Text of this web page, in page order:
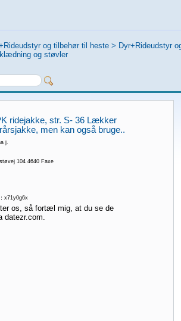
og tilbehør til heste > Dyr+Rideudstyr
og støvler
ridejakke, str. S- 36 Lækker
men kan også bruge..
j.
104 4640 Faxe
x71y0g6x
os, så fortæl mig, at du se de
datezr.com.